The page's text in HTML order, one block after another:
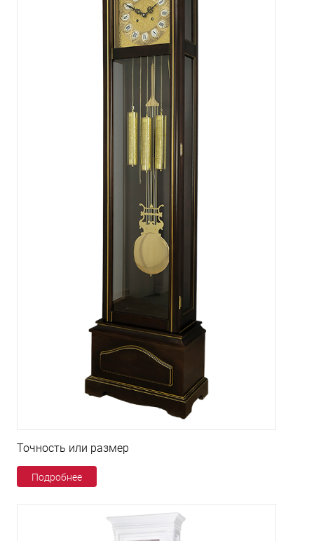
Точность или размер
Подробнее